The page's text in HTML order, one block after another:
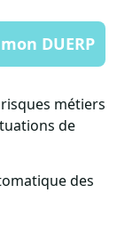
DUERP
métiers
de
des